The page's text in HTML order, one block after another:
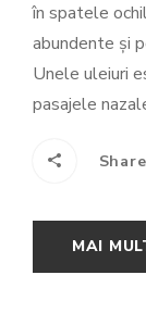
în spatele
abundente și
Unele uleiuri
pasajele
MAI